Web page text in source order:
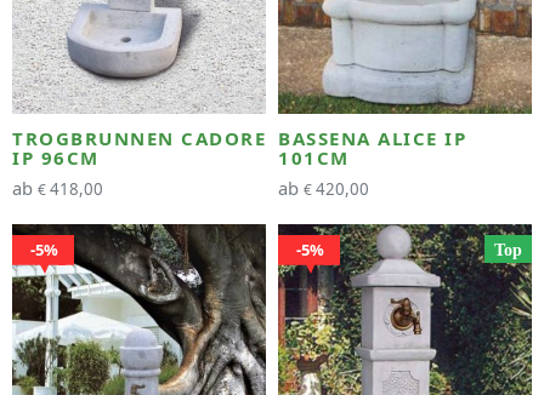
TROGBRUNNEN CADORE
IP 96CM
ab €418,00
BASSENA ALICE IP
101CM
ab €420,00
5% Top
5%